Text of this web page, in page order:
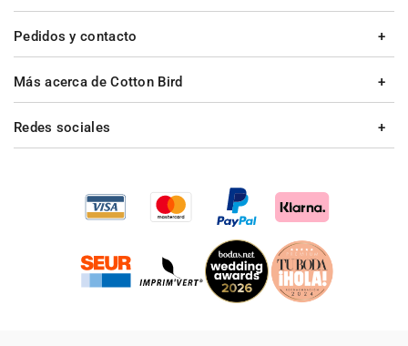
Pedidos y contacto
Más acerca de Cotton Bird
Redes sociales